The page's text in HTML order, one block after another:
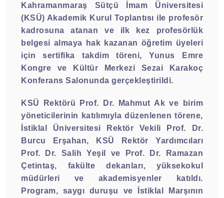
Kahramanmaraş Sütçü İmam Üniversitesi
(KSÜ) Akademik Kurul Toplantısı ile profesör
kadrosuna atanan ve ilk kez profesörlük
belgesi almaya hak kazanan öğretim üyeleri
için sertifika takdim töreni, Yunus Emre
Kongre ve Kültür Merkezi Sezai Karakoç
Konferans Salonunda gerçekleştirildi.
KSÜ Rektörü Prof. Dr. Mahmut Ak ve birim
yöneticilerinin katılımıyla düzenlenen törene,
İstiklal Üniversitesi Rektör Vekili Prof. Dr.
Burcu Erşahan, KSÜ Rektör Yardımcıları
Prof. Dr. Salih Yeşil ve Prof. Dr. Ramazan
Çetintaş, fakülte dekanları, yüksekokul
müdürleri ve akademisyenler katıldı.
Program, saygı duruşu ve İstiklal Marşının